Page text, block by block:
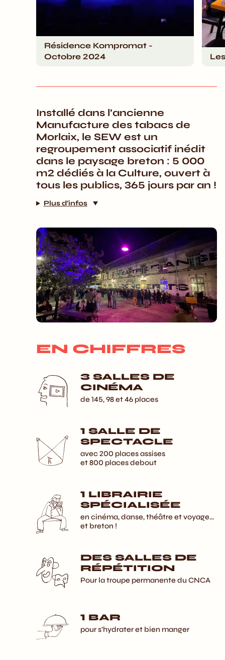
Résidence Kompromat -
Octobre 2024
Installé dans l’ancienne
Manufacture des tabacs de
Morlaix, le SEW est un
regroupement associatif inédit
dans le paysage breton : 5 000
m2 dédiés à la Culture, ouvert à
tous les publics, 365 jours par an !
Plus d’infos
EN CHIFFRES
3 SALLES DE
CINÉMA
de 145, 98 et 46 places
1 SALLE DE
SPECTACLE
avec 200 places assises
et 800 places debout
1 LIBRAIRIE
SPÉCIALISÉE
en cinéma, danse, théâtre et voyage…
et breton !
DES SALLES DE
RÉPÉTITION
Pour la troupe permanente du CNCA
1 BAR
pour s’hydrater et bien manger